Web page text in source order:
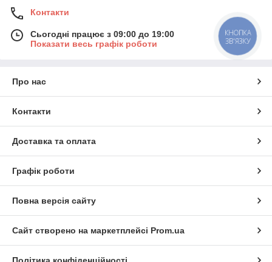
Контакти
Сьогодні працює з 09:00 до 19:00
Показати весь графік роботи
Про нас
Контакти
Доставка та оплата
Графік роботи
Повна версія сайту
Сайт створено на маркетплейсі Prom.ua
КНОПКА
ЗВ'ЯЗКУ